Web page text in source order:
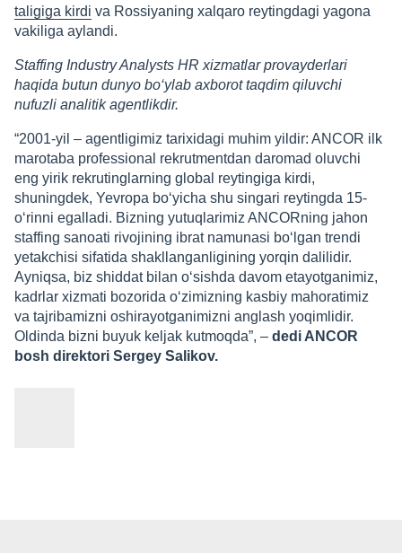
taligiga kirdi va Rossiyaning xalqaro reytingdagi yagona
vakiliga aylandi.
Staffing Industry Analysts HR xizmatlar provayderlari
haqida butun dunyo bo‘ylab axborot taqdim qiluvchi
nufuzli analitik agentlikdir.
“2001-yil – agentligimiz tarixidagi muhim yildir: ANCOR ilk
marotaba professional rekrutmentdan daromad oluvchi
eng yirik rekrutinglarning global reytingiga kirdi,
shuningdek, Yevropa bo‘yicha shu singari reytingda 15-
o‘rinni egalladi. Bizning yutuqlarimiz ANCORning jahon
staffing sanoati rivojining ibrat namunasi bo‘lgan trendi
yetakchisi sifatida shakllanganligining yorqin dalilidir.
Ayniqsa, biz shiddat bilan o‘sishda davom etayotganimiz,
kadrlar xizmati bozorida o‘zimizning kasbiy mahoratimiz
va tajribamizni oshirayotganimizni anglash yoqimlidir.
Oldinda bizni buyuk keljak kutmoqda”, – dedi ANCOR
bosh direktori Sergey Salikov.